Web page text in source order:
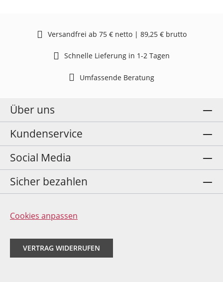
Versandfrei ab 75 € netto | 89,25 € brutto
Schnelle Lieferung in 1-2 Tagen
Umfassende Beratung
Über uns
Kundenservice
Social Media
Sicher bezahlen
Cookies anpassen
VERTRAG WIDERRUFEN